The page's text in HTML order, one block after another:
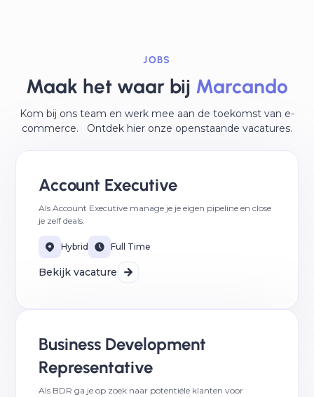
JOBS
Maak het waar bij Marcando
Kom bij ons team en werk mee aan de toekomst van e-
commerce. Ontdek hier onze openstaande vacatures.
Account Executive
Als Account Executive manage je je eigen pipeline en close
je zelf deals.
Hybrid Full Time
Bekijk vacature
Business Development
Representative
Als BDR ga je op zoek naar potentiële klanten voor